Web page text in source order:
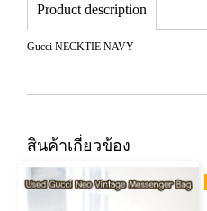
Product description
Gucci NECKTIE NAVY
สินค้าเกี่ยวข้อง